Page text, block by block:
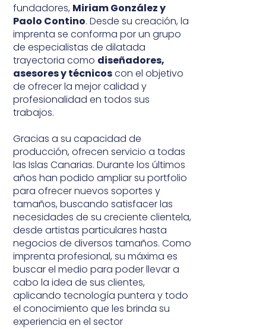
fundadores, Miriam González y
Paolo Contino. Desde su creación, la
imprenta se conforma por un grupo
de especialistas de dilatada
trayectoria como diseñadores,
asesores y técnicoscon el objetivo
de ofrecer la mejor calidad y
profesionalidad en todos sus
trabajos.
Gracias a su capacidad de
producción, ofrecen servicio a todas
las Islas Canarias. Durante los últimos
años han podido ampliar su portfolio
para ofrecer nuevos soportes y
tamaños, buscando satisfacer las
necesidades de su creciente clientela,
desde artistas particulares hasta
negocios de diversos tamaños. Como
imprenta profesional, su máxima es
buscar el medio para poder llevar a
cabo la idea de sus clientes,
aplicando tecnología puntera y todo
el conocimiento que les brinda su
experiencia en el sector